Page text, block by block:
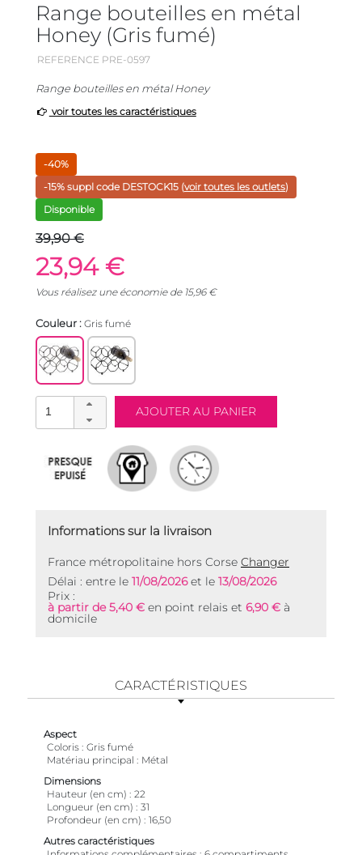
Range bouteilles en métal
Honey (Gris fumé)
REFERENCE PRE-0597
Range bouteilles en métal Honey
voir toutes les caractéristiques
-40%
-15% suppl code DESTOCK15 (voir toutes les outlets)
Disponible
39,90 €
23,94 €
Vous réalisez une économie de 15,96€
Couleur : Gris fumé
Informations sur la livraison
France métropolitaine hors Corse Changer
Délai : entre le 11/08/2026et le 13/08/2026
Prix :
à partir de 5,40 € en point relais et 6,90 € à
domicile
CARACTÉRISTIQUES
Aspect
Coloris Gris fumé
Matériau principal
Métal
Dimensions
Hauteur (en cm)
22
Longueur (en cm)
31
Profondeur (en cm)
16,50
Autres caractéristiques